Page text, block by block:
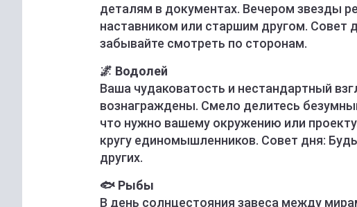
деталям в документах. Вечером звезды
наставником или старшим другом. Совет
забывайте смотреть по сторонам.
🌌 Водолей
Ваша чудаковатость и нестандартный
вознаграждены. Смело делитесь
что нужно вашему окружению или
кругу единомышленников. Совет дня:
других.
🐟 Рыбы
В день солнцестояния завеса между